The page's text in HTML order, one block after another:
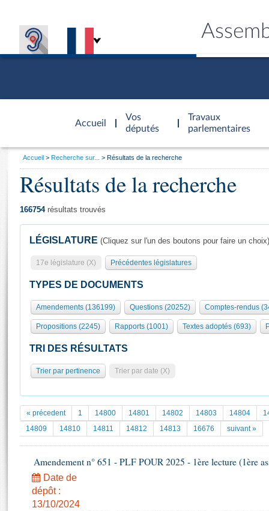
Accueil
d'accueil
Vos
députés
Travaux
parlementaires
Présidence
577 députés
Groupes politiques
Séance publique
Commissions et autres organes
Europe et International
Pétitions
Documents parlementaires
Projets de loi
Propositions de loi
Amendements
Textes adoptés
Général
Rôle et pouvoirs de l'Assemblée
Organisation de l'Assemblée
Présidence Conférence des Présidents Bureau Collège des
Statistiques et chiffres clés
Documents de référence
( Constitution | Règlement de l'Assemblée ... )
Histoire
Juniors
Anciennes législatures
Visiter l'Assemblée
Visite virtuelle du palais Bourbon
Assister à une séance
La Bibliothèque
Les archives
Contacts et plan d'accès
Photos libres de droit
Vous
Accueil Recherche sur... Résultats de la recherche
Résultats de la recherche
166754résultats trouvés
LÉGISLATURE (Cliquez sur l'un des boutons pour faire un choix)
17e législature (X) Précédentes législatures
TYPES DE DOCUMENTS
Amendements (136199) Questions (20252) Comptes-rendus
Propositions (2245) Rapports (1001) Textes adoptés (693)
TRI DES RÉSULTATS
Trier par pertinence Trier par date (X)
« précedent 1 14800 14801 14802 14803 14804
14809
14810 14811 14812 14813 16676 suivant »
Amendement n° 651 - PLF POUR 2025 - 1ère lecture (1ère
Date de
dépôt :
13/10/2024